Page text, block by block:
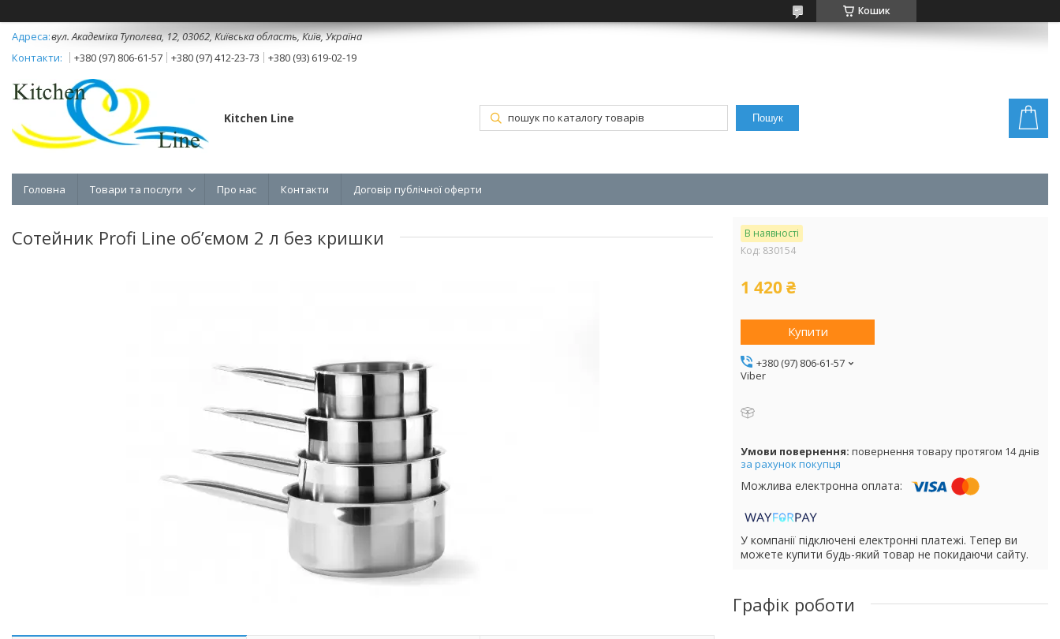
Кошик
вул. Академіка Туполєва, 12, 03062, Київська область, Київ, Україна
+380 (97) 806-61-57
+380 (97) 412-23-73 +380 (93) 619-02-19
Kitchen Line Пошук
Головна Товари та послуги Про нас Контакти Договір публічної оферти
Сотейник Profi Line об’ємом 2 л без кришки
В наявності
Код: 830154
1 420 ₴
Купити
+380 (97) 806-61-57
Viber
повернення товару протягом 14 днів
за рахунок покупця
У компанії підключені електронні платежі. Тепер ви
можете купити будь-який товар не покидаючи сайту.
Графік роботи